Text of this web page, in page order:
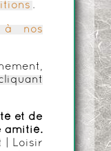
.
à nos
et de
amitié.
| Loisir